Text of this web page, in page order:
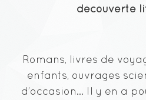
découverte
Romans, livres de
enfants, ouvrages
d’occasion… Il y en a